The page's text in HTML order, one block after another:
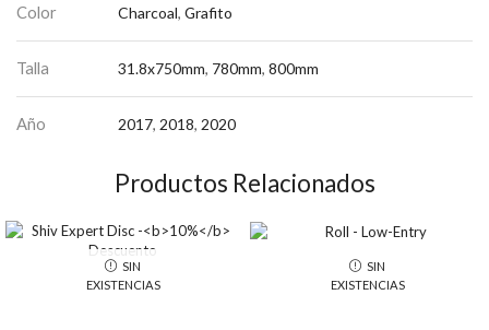
Color Charcoal, Grafito
Talla 31.8x750mm, 780mm, 800mm
Año 2017, 2018, 2020
Productos Relacionados
SIN
EXISTENCIAS
SIN
EXISTENCIAS